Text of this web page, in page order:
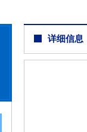
详细信息